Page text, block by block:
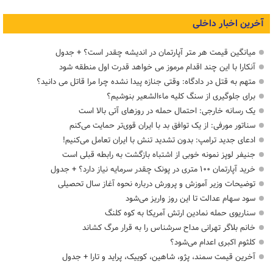
آخرین اخبار داخلی
میانگین قیمت هر متر آپارتمان در اندیشه چقدر است؟ + جدول
آنکارا با این چند اقدام مرموز می خواهد قدرت اول منطقه شود
متهم به قتل در دادگاه: وقتی جنازه پیدا نشده چرا مرا قاتل می دانید؟
برای جلوگیری از سنگ کلیه ماءالشعیر بنوشیم؟
یک رسانه خارجی: احتمال حمله در روزهای آتی بالا است
سناتور مورفی: از یک توافق بد با ایران قوی‌تر حمایت می‌کنم
ادعای جدید ترامپ: بدون تشدید تنش با ایران تعامل می‌کنیم!
جنیفر لوپز نمونه خوبی از اشتباه بازگشت به رابطه قبلی است
خرید آپارتمان ۱۰۰ متری در پونک چقدر سرمایه نیاز دارد؟ + جدول
توضیحات وزیر آموزش و پرورش درباره نحوه آغاز سال تحصیلی
سود سهام عدالت تا این روز واریز می‌شود
سناریوی حمله نمادین ارتش آمریکا به کوه کلنگ
خانم بلاگر تهرانی مداح سرشناس را به قرار مرگ کشاند
کلثوم اکبری اعدام می‌شود؟
آخرین قیمت سمند، پژو، شاهین، کوییک، پراید و تارا + جدول